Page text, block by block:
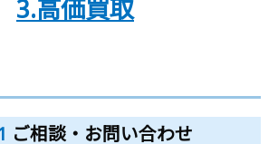
3.高価買取
ご相談・お問い合わせ